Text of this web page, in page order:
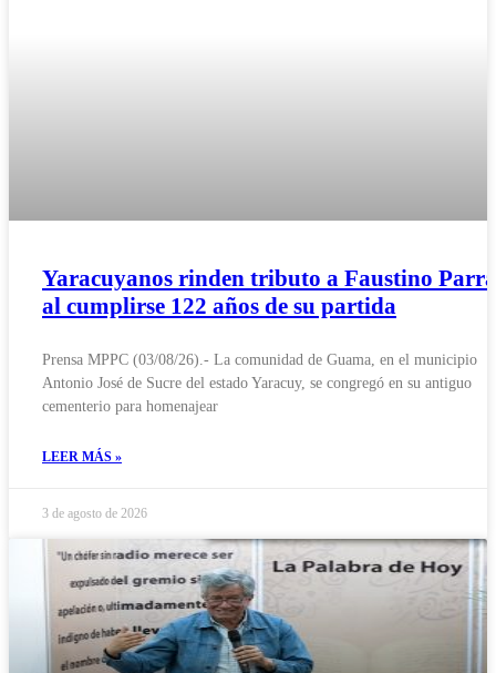
Yaracuyanos rinden tributo a Faustino Parra
al cumplirse 122 años de su partida
Prensa MPPC (03/08/26).- La comunidad de Guama, en el municipio
Antonio José de Sucre del estado Yaracuy, se congregó en su antiguo
cementerio para homenajear
LEER MÁS »
3 de agosto de 2026